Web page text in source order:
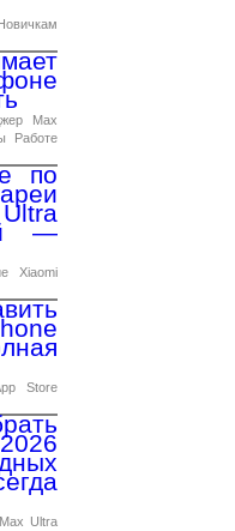
Новичкам
Max
Работе
по
—
Xiaomi
Store
Max
Ultra